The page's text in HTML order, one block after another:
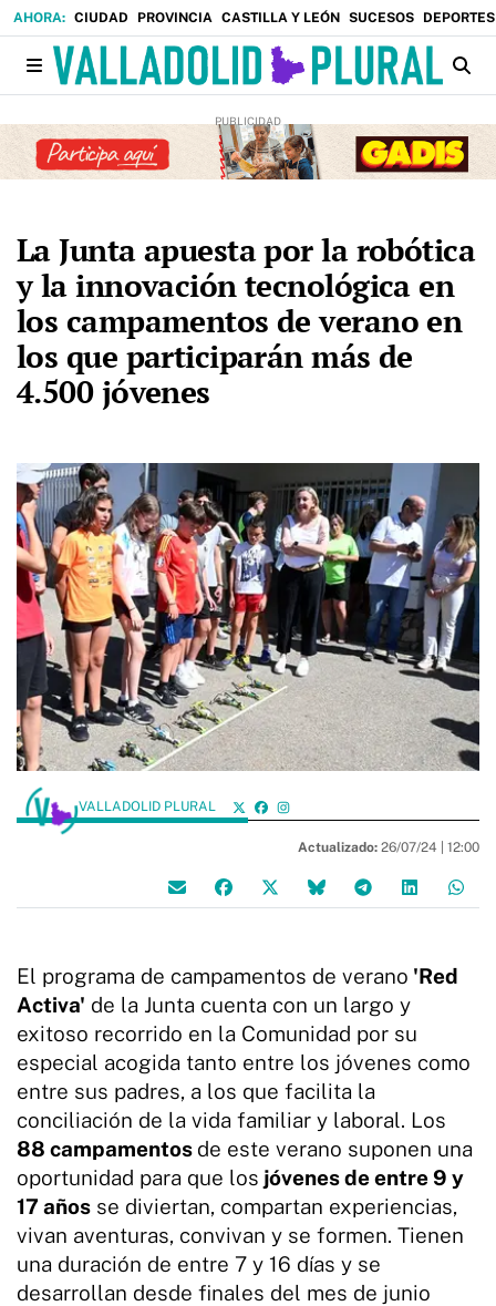
CIUDAD PROVINCIA CASTILLA Y LEÓN SUCESOS DEPORTES
La Junta apuesta por la robótica
y la innovación tecnológica en
los campamentos de verano en
los que participarán más de
4.500 jóvenes
VALLADOLID PLURAL
Actualizado: 26/07/24 | 12:00
El programa de campamentos de verano 'Red
Activa' de la Junta cuenta con un largo y
exitoso recorrido en la Comunidad por su
especial acogida tanto entre los jóvenes como
entre sus padres, a los que facilita la
conciliación de la vida familiar y laboral. Los
88 campamentos de este verano suponen una
oportunidad para que los jóvenes de entre 9 y
17 años se diviertan, compartan experiencias,
vivan aventuras, convivan y se formen. Tienen
una duración de entre 7 y 16 días y se
desarrollan desde finales del mes de junio